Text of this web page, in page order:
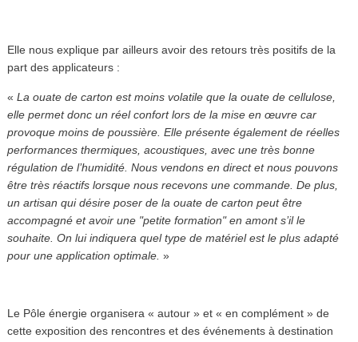
Elle nous explique par ailleurs avoir des retours très positifs de la
part des applicateurs :
« La ouate de carton est moins volatile que la ouate de cellulose,
elle permet donc un réel confort lors de la mise en œuvre car
provoque moins de poussière. Elle présente également de réelles
performances thermiques, acoustiques, avec une très bonne
régulation de l’humidité. Nous vendons en direct et nous pouvons
être très réactifs lorsque nous recevons une commande. De plus,
un artisan qui désire poser de la ouate de carton peut être
accompagné et avoir une "petite formation" en amont s’il le
souhaite. On lui indiquera quel type de matériel est le plus adapté
pour une application optimale. »
Le Pôle énergie organisera « autour » et « en complément » de
cette exposition des rencontres et des événements à destination